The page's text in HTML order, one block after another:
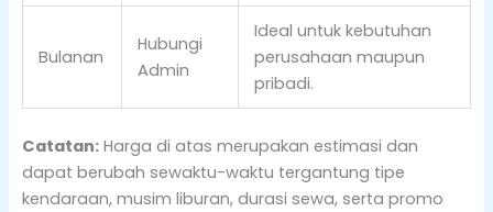
Bulanan
Hubungi
Admin
Ideal untuk kebutuhan
perusahaan maupun
pribadi.
Catatan:Harga di atas merupakan estimasi dan
dapat berubah sewaktu-waktu tergantung tipe
kendaraan, musim liburan, durasi sewa, serta promo